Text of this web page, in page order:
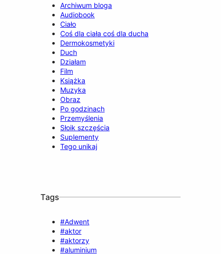
Archiwum bloga
Audiobook
Ciało
Coś dla ciała coś dla ducha
Dermokosmetyki
Duch
Działam
Film
Książka
Muzyka
Obraz
Po godzinach
Przemyślenia
Słoik szczęścia
Suplementy
Tego unikaj
Tags
#Adwent
#aktor
#aktorzy
#aluminium